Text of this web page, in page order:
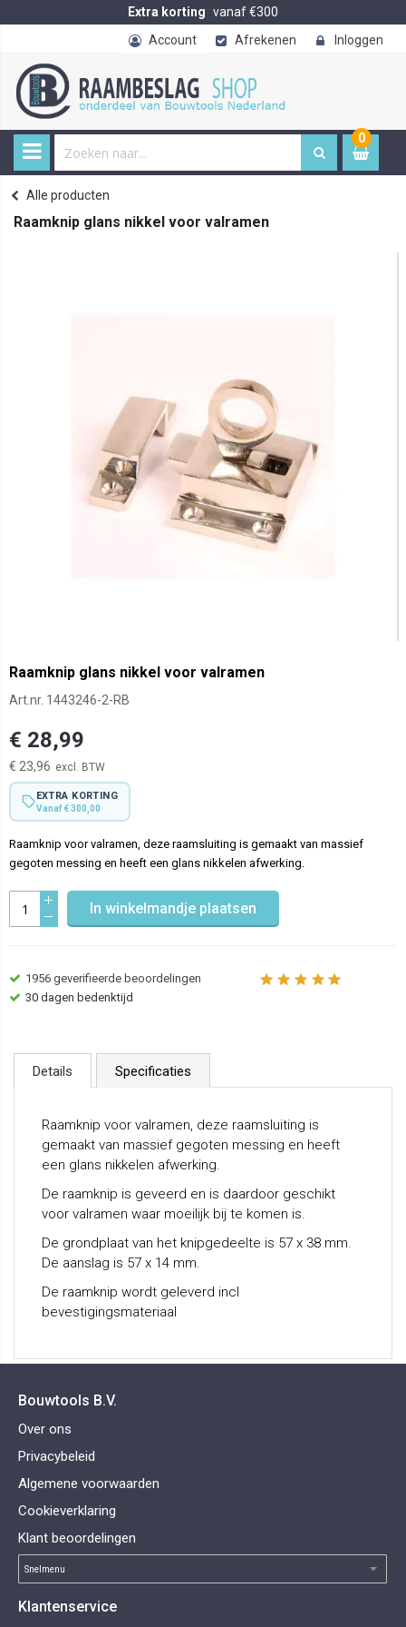
Extra korting vanaf €300
Account
Afrekenen Inloggen
0
item
Home
Alle producten
Raamknip glans nikkel voor valramen
Raamknip glans nikkel voor valramen
Art.nr. 1443246-2-RB
€ 28,99
€ 23,96
EXTRA KORTING
Vanaf € 300,00
Raamknip voor valramen, deze raamsluiting is gemaakt van massief
gegoten messing en heeft een glans nikkelen afwerking.
In winkelmandje plaatsen
1956 geverifieerde beoordelingen
30 dagen bedenktijd
Details Specificaties
Raamknip voor valramen, deze raamsluiting is
gemaakt van massief gegoten messing en heeft
een glans nikkelen afwerking.
De raamknip is geveerd en is daardoor geschikt
voor valramen waar moeilijk bij te komen is.
De grondplaat van het knipgedeelte is 57 x 38 mm.
De aanslag is 57 x 14 mm.
De raamknip wordt geleverd incl
bevestigingsmateriaal
Bouwtools B.V.
Over ons
Privacybeleid
Algemene voorwaarden
Cookieverklaring
Klant beoordelingen
Klantenservice